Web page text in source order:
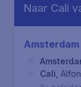
Naar Cali
Amsterdam
Cali